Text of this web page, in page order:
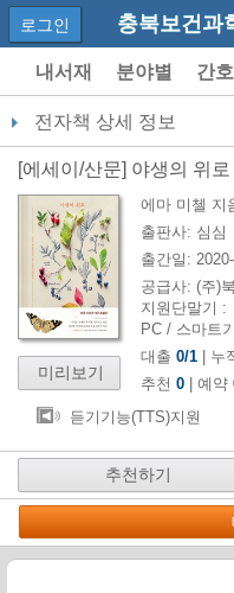
충북보건과
로그인
내서재 분야별 간
전자책 상세 정보
[에세이/산문] 야생의 위로
미리보기
에마 미첼 지
출판사: 심심
출간일:
공급사: (주)
지원단말기 :
PC / 스마트
대출 0/1 | 누
추천 0 | 예약
듣기기능(TTS)지원
추천하기